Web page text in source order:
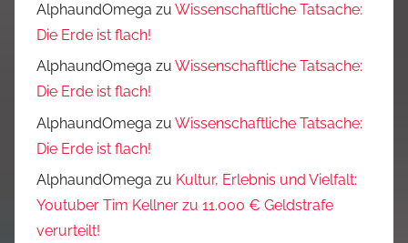
AlphaundOmega zu Wissenschaftliche Tatsache:
Die Erde ist flach!
AlphaundOmega zu Wissenschaftliche Tatsache:
Die Erde ist flach!
AlphaundOmega zu Wissenschaftliche Tatsache:
Die Erde ist flach!
AlphaundOmega zu Kultur, Erlebnis und Vielfalt:
Youtuber Tim Kellner zu 11.000 € Geldstrafe
verurteilt!